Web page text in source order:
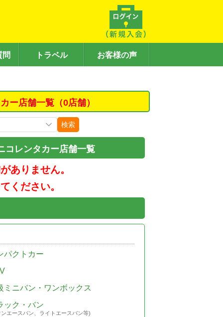
問 トラベル お客様の声
ー店舗一覧（0店舗）
検索
コレンタカー店舗一覧
ありません。
ください。
パクトカー
ミニバン・ワンボックス
ック・バン
エースバン、ライトエースバン等)